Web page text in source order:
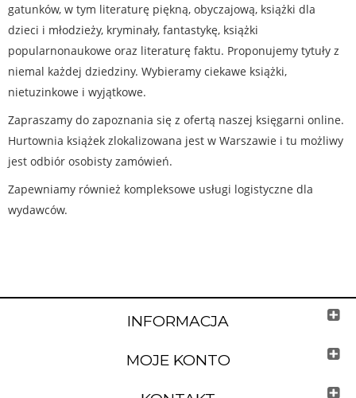
gatunków, w tym literaturę piękną, obyczajową, książki dla
dzieci i młodzieży, kryminały, fantastykę, książki
popularnonaukowe oraz literaturę faktu. Proponujemy tytuły z
niemal każdej dziedziny. Wybieramy ciekawe książki,
nietuzinkowe i wyjątkowe.
Zapraszamy do zapoznania się z ofertą naszej księgarni online.
Hurtownia książek zlokalizowana jest w Warszawie i tu możliwy
jest odbiór osobisty zamówień.
Zapewniamy również kompleksowe usługi logistyczne dla
wydawców.
INFORMACJA
MOJE KONTO